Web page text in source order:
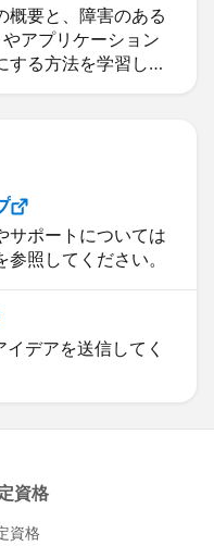
概要と、障害のある
アプリケーション
する方法を学習しま
サポートについては
照してください。
デアを送信してく